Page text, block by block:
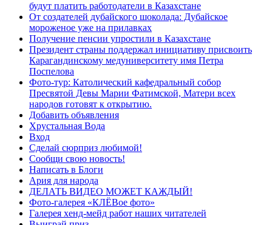
будут платить работодатели в Казахстане
От создателей дубайского шоколада: Дубайское
мороженое уже на прилавках
Получение пенсии упростили в Казахстане
Президент страны поддержал инициативу присвоить
Карагандинскому медуниверситету имя Петра
Поспелова
Фото-тур: Католический кафедральный собор
Пресвятой Девы Марии Фатимской, Матери всех
народов готовят к открытию.
Добавить объявления
Хрустальная Вода
Вход
Сделай сюрприз любимой!
Сообщи свою новость!
Написать в Блоги
Ария для народа
ДЕЛАТЬ ВИДЕО МОЖЕТ КАЖДЫЙ!
Фото-галерея «КЛЁВое фото»
Галерея хенд-мейд работ наших читателей